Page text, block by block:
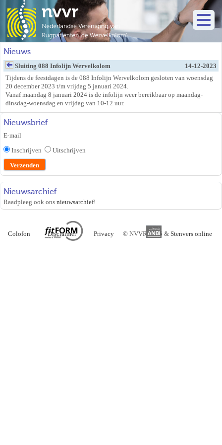
Nieuws
Sluiting 088 Infolijn Wervelkolom
14-12-2023
Tijdens de feestdagen is de 088 Infolijn Wervelkolom gesloten van woensdag
20 december 2023 t/m vrijdag 5 januari 2024.
Vanaf maandag 8 januari 2024 is de infolijn weer bereikbaar op maandag-
dinsdag-woensdag en vrijdag van 10-12 uur.
Nieuwsbrief
E-mail
Inschrijven
Uitschrijven
Nieuwsarchief
Raadpleeg ook ons nieuwsarchief!
© NVVR 2026 & Stenvers online
Colofon Disclaimer Privacy